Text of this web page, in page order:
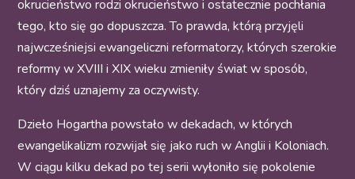
okrucieństwo rodzi okrucieństwo i ostatecznie pochłania
tego, kto się go dopuszcza. To prawda, którą przyjęli
najwcześniejsi ewangeliczni reformatorzy, których szerokie
reformy w XVIII i XIX wieku zmieniły świat w sposób,
który dziś uznajemy za oczywisty.
Dzieło Hogartha powstało w dekadach, w których
ewangelikalizm rozwijał się jako ruch w Anglii i Koloniach.
W ciągu kilku dekad po tej serii wyłoniło się pokolenie